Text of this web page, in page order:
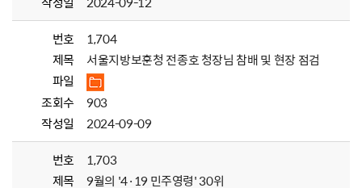
번호
1,704
제목
서울지방보훈청 전종호 청장님 참배 및 현장 점검
파일
조회수
903
작성일
2024-09-09
번호
1,703
제목
9월의 '4·19 민주영령' 30위